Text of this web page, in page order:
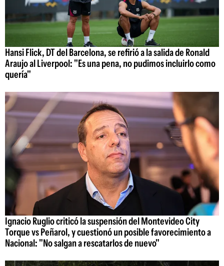
Hansi Flick, DT del Barcelona, se refirió a la salida de Ronald
Araujo al Liverpool: "Es una pena, no pudimos incluirlo como
quería"
Ignacio Ruglio criticó la suspensión del Montevideo City
Torque vs Peñarol, y cuestionó un posible favorecimiento a
Nacional: "No salgan a rescatarlos de nuevo"